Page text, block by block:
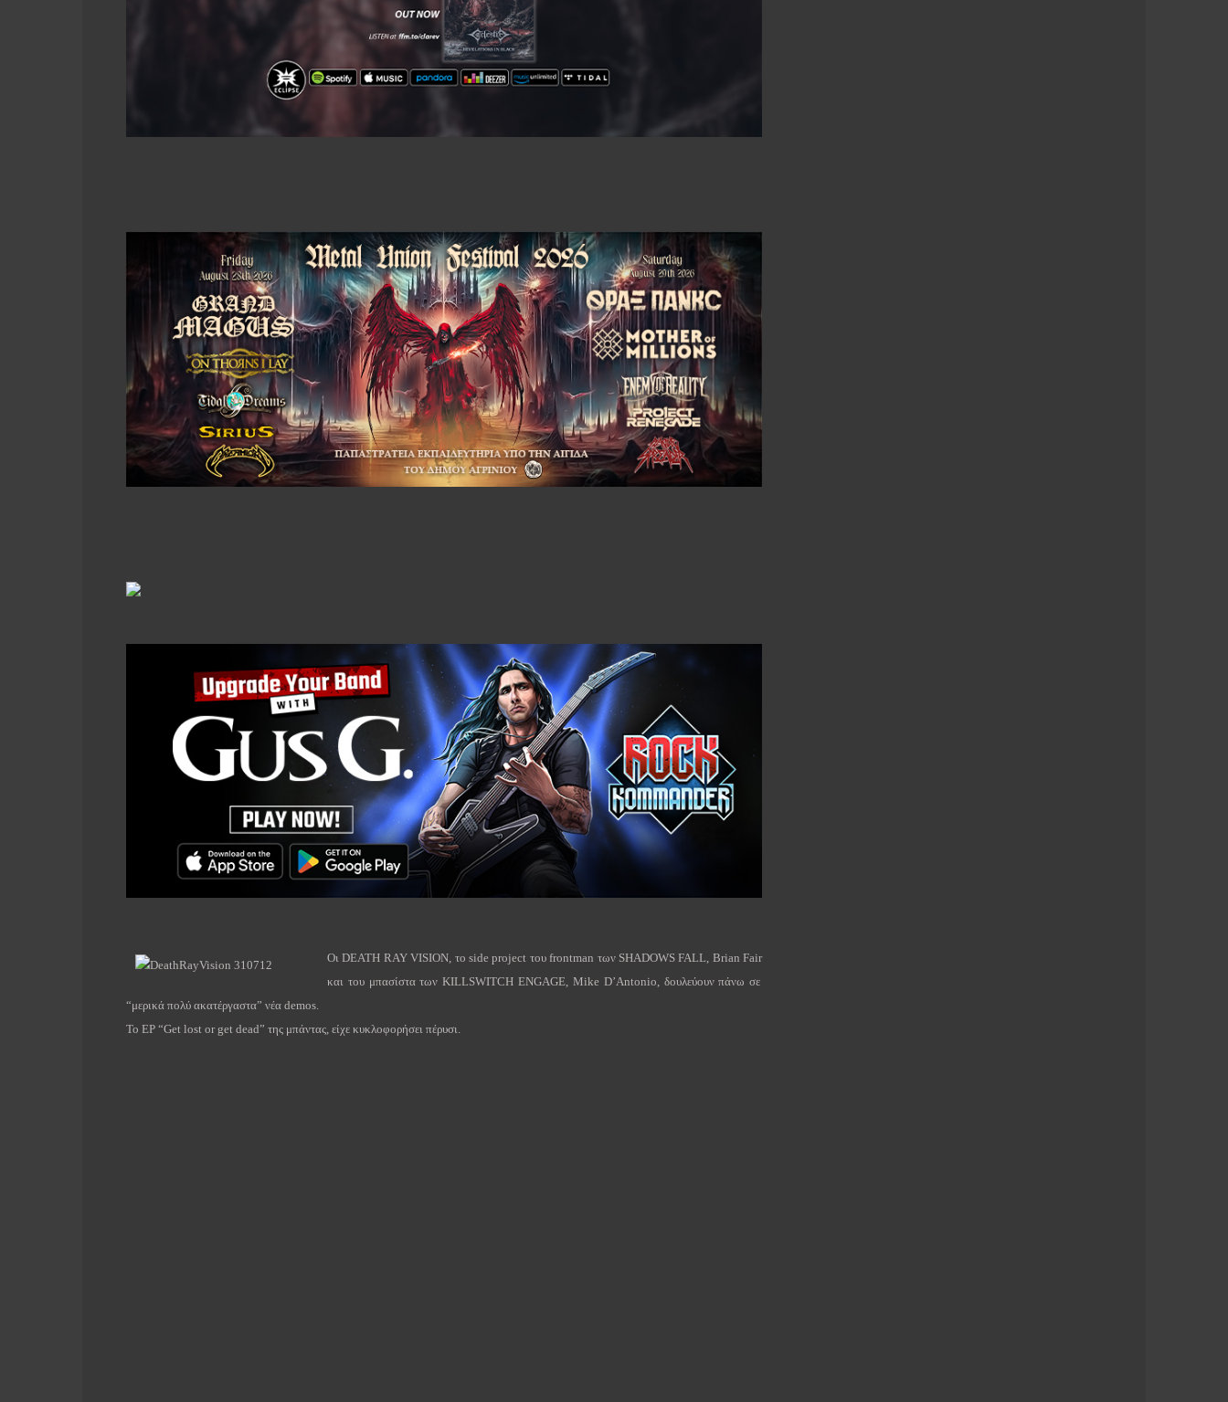
ΟιDEATH RAY VISION, το side project τουfrontman των SHADOWS FALL, Brian Fair
και του μπασίστα τωνKILLSWITCH ENGAGE, Mike D’Antonio, δουλεύουν πάνω σε
“μερικά πολύ ακατέργαστα” νέα demos.
To EP “Get lost or get dead” της μπάντας, είχε κυκλοφορήσει πέρυσι.